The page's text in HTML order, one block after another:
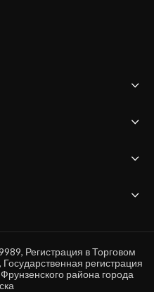
Регистрация в Торговом
регистрация
района города